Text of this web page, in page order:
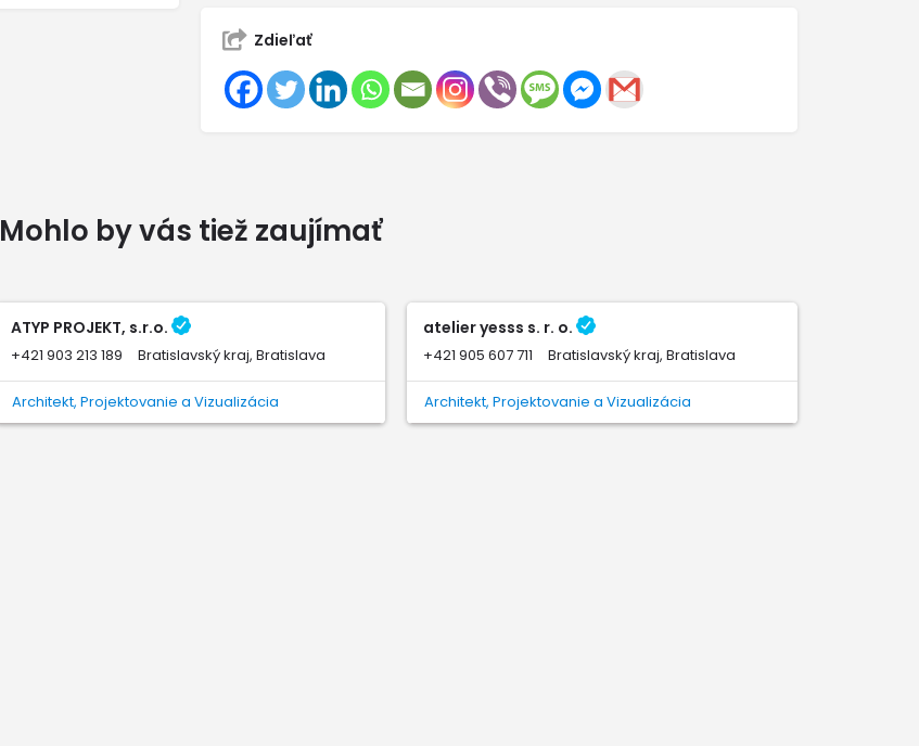
Zdieľať
Mohlo by vás tiež zaujímať
ATYP PROJEKT, s.r.o.
+421 903 213 189 Bratislavský kraj, Bratislava
Architekt, Projektovanie a Vizualizácia
atelier yesss s. r. o.
+421 905 607 711 Bratislavský kraj, Bratislava
Architekt, Projektovanie a Vizualizácia